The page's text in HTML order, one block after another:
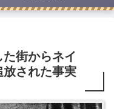
街からネイ
された事実